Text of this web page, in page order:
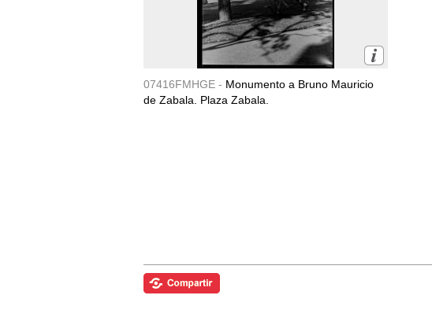
07416FMHGE - Monumento a Bruno Mauricio
de Zabala. Plaza Zabala.